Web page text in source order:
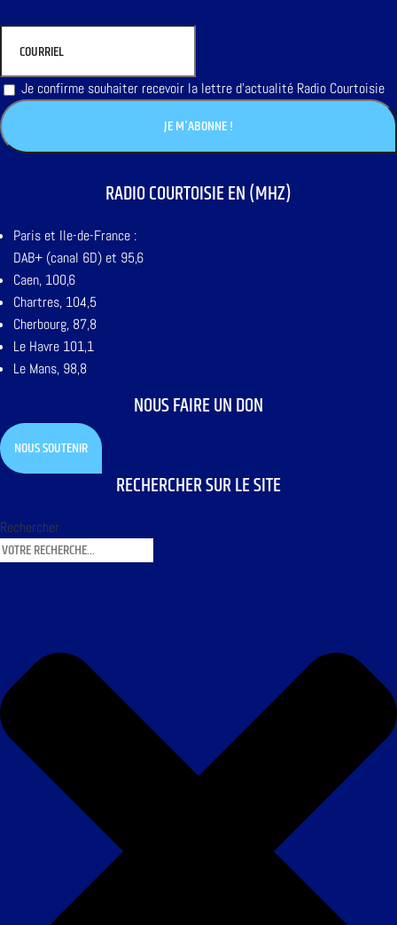
Je confirme souhaiter recevoir la lettre d'actualité Radio Courtoisie
RADIO COURTOISIE EN (MHZ)
Paris et Ile-de-France :
DAB+ (canal 6D) et 95,6
Caen, 100,6
Chartres, 104,5
Cherbourg, 87,8
Le Havre 101,1
Le Mans, 98,8
NOUS FAIRE UN DON
NOUS SOUTENIR
RECHERCHER SUR LE SITE
Rechercher